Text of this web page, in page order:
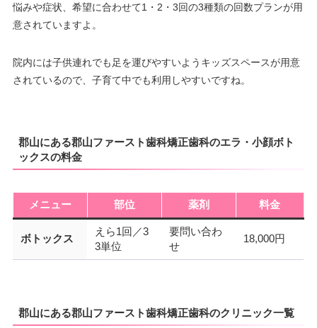
悩みや症状、希望に合わせて1・2・3回の3種類の回数プランが用
意されていますよ。
院内には子供連れでも足を運びやすいようキッズスペースが用意
されているので、子育て中でも利用しやすいですね。
郡山にある郡山ファースト歯科矯正歯科のエラ・小顔ボト
ックスの料金
メニュー 部位 薬剤 料金
ボトックス
えら1回／3
3単位
要問い合わ
せ
18,000円
郡山にある郡山ファースト歯科矯正歯科のクリニック一覧